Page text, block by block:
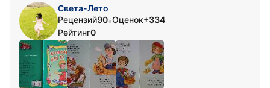
Света-Лето
Рецензий90•Оценок+334
Рейтинг0